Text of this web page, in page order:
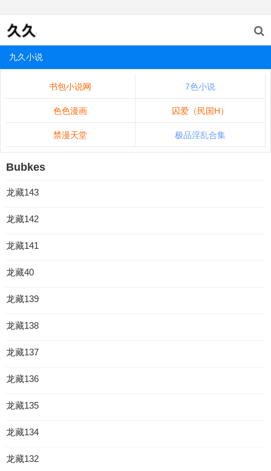
九久小说
书包小说网 7色小说
色色漫画 囚爱（民国H）
禁漫天堂 极品淫乱合集
Bubkes
龙藏143
龙藏142
龙藏141
龙藏40
龙藏139
龙藏138
龙藏137
龙藏136
龙藏135
龙藏134
龙藏132